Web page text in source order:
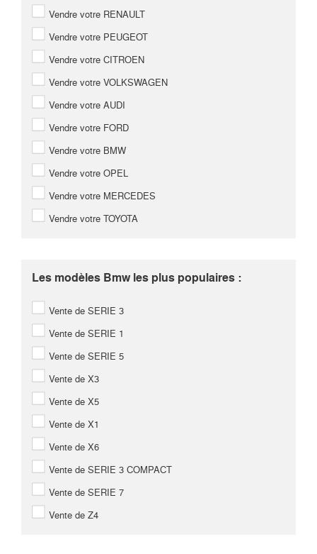
Vendre votre RENAULT
Vendre votre PEUGEOT
Vendre votre CITROEN
Vendre votre VOLKSWAGEN
Vendre votre AUDI
Vendre votre FORD
Vendre votre BMW
Vendre votre OPEL
Vendre votre MERCEDES
Vendre votre TOYOTA
Les modèles Bmw les plus populaires :
Vente de SERIE 3
Vente de SERIE 1
Vente de SERIE 5
Vente de X3
Vente de X5
Vente de X1
Vente de X6
Vente de SERIE 3 COMPACT
Vente de SERIE 7
Vente de Z4